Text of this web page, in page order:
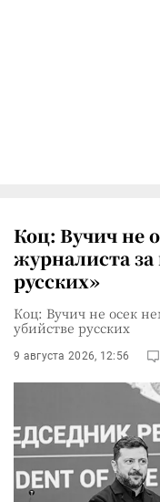
Коц: Вучич не
журналиста за
русских»
Коц: Вучич не осек
убийстве русских
9 августа 2026, 12:56